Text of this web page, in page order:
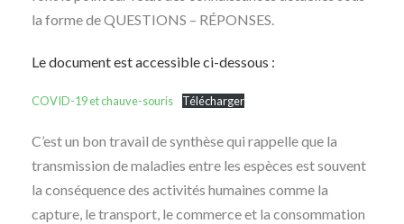
la forme de QUESTIONS – RÉPONSES.
Le document est accessible ci-dessous :
COVID-19 et chauve-souris Télécharger
C’est un bon travail de synthèse qui rappelle que la
transmission de maladies entre les espèces est souvent
la conséquence des activités humaines comme la
capture, le transport, le commerce et la consommation